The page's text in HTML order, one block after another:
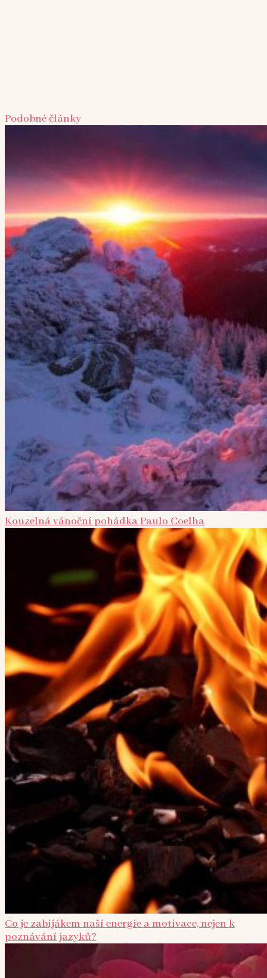
Podobné články
Kouzelná vánoční pohádka Paulo Coelha
Co je zabijákem naší energie a motivace, nejen k
poznávání jazyků?